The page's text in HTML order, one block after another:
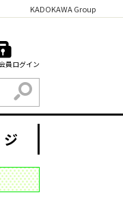
KADOKAWA Group
員ログイン
検索